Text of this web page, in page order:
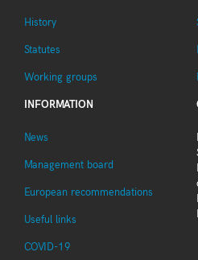
History
Statutes
Working groups
INFORMATION
News
Management board
European recommendations
Useful links
COVID-19